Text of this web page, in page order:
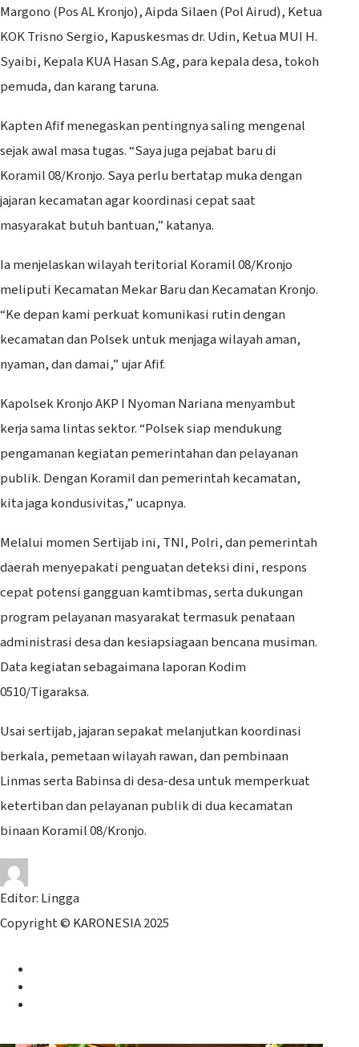
Margono (Pos AL Kronjo), Aipda Silaen (Pol Airud), Ketua
KOK Trisno Sergio, Kapuskesmas dr. Udin, Ketua MUI H.
Syaibi, Kepala KUA Hasan S.Ag, para kepala desa, tokoh
pemuda, dan karang taruna.
Kapten Afif menegaskan pentingnya saling mengenal
sejak awal masa tugas. “Saya juga pejabat baru di
Koramil 08/Kronjo. Saya perlu bertatap muka dengan
jajaran kecamatan agar koordinasi cepat saat
masyarakat butuh bantuan,” katanya.
Ia menjelaskan wilayah teritorial Koramil 08/Kronjo
meliputi Kecamatan Mekar Baru dan Kecamatan Kronjo.
“Ke depan kami perkuat komunikasi rutin dengan
kecamatan dan Polsek untuk menjaga wilayah aman,
nyaman, dan damai,” ujar Afif.
Kapolsek Kronjo AKP I Nyoman Nariana menyambut
kerja sama lintas sektor. “Polsek siap mendukung
pengamanan kegiatan pemerintahan dan pelayanan
publik. Dengan Koramil dan pemerintah kecamatan,
kita jaga kondusivitas,” ucapnya.
Melalui momen Sertijab ini, TNI, Polri, dan pemerintah
daerah menyepakati penguatan deteksi dini, respons
cepat potensi gangguan kamtibmas, serta dukungan
program pelayanan masyarakat termasuk penataan
administrasi desa dan kesiapsiagaan bencana musiman.
Data kegiatan sebagaimana laporan Kodim
0510/Tigaraksa.
Usai sertijab, jajaran sepakat melanjutkan koordinasi
berkala, pemetaan wilayah rawan, dan pembinaan
Linmas serta Babinsa di desa-desa untuk memperkuat
ketertiban dan pelayanan publik di dua kecamatan
binaan Koramil 08/Kronjo.
Editor: Lingga
Copyright © KARONESIA 2025